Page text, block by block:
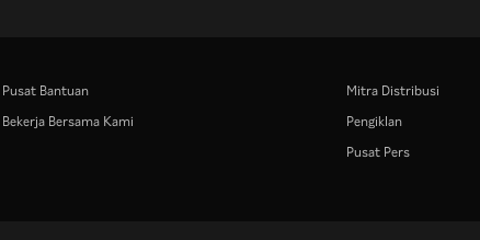
Pusat Bantuan
Bekerja Bersama Kami
Mitra Distribusi
Pengiklan
Pusat Pers